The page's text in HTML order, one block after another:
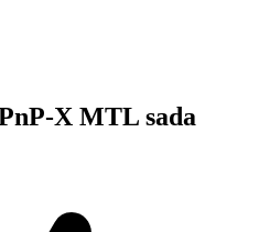
X MTL sada